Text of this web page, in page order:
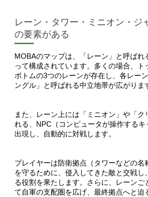
レーン・タワー・ミニオン・ジ
の要素がある
MOBAのマップは、「レーン」と呼ばれ
って構成されています。多くの場合、ト
ボトムの3つのレーンが存在し、各レー
ングル」と呼ばれる中立地帯が広がりま
また、レーン上には「ミニオン」や「ク
れる、NPC（コンピュータが操作するキ
出現し、自動的に対戦します。
プレイヤーは防衛拠点（タワーなどの名
を守るために、侵入してきた敵と交戦し
る役割を果たします。さらに、レーンご
て自軍の支配圏を広げ、最終拠点へと迫